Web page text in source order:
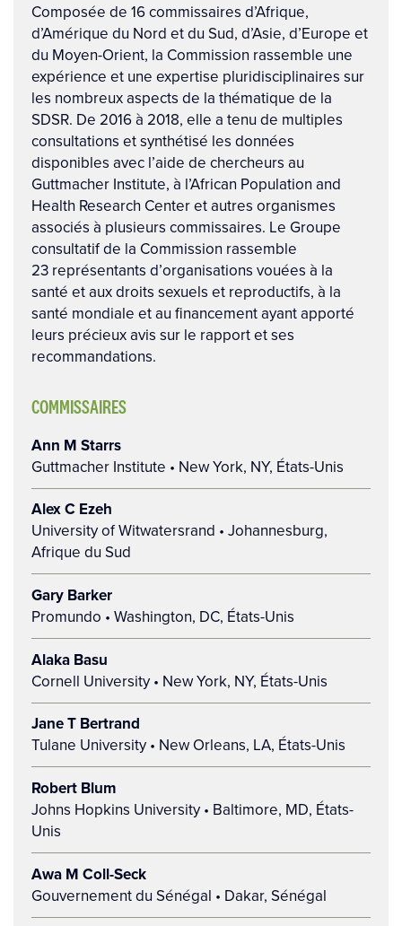
Composée de 16 commissaires d’Afrique,
d’Amérique du Nord et du Sud, d’Asie, d’Europe et
du Moyen-Orient, la Commission rassemble une
expérience et une expertise pluridisciplinaires sur
les nombreux aspects de la thématique de la
SDSR. De 2016 à 2018, elle a tenu de multiples
consultations et synthétisé les données
disponibles avec l’aide de chercheurs au
Guttmacher Institute, à l’African Population and
Health Research Center et autres organismes
associés à plusieurs commissaires. Le Groupe
consultatif de la Commission rassemble
23 représentants d’organisations vouées à la
santé et aux droits sexuels et reproductifs, à la
santé mondiale et au financement ayant apporté
leurs précieux avis sur le rapport et ses
recommandations.
COMMISSAIRES
Ann M Starrs
Guttmacher Institute • New York, NY, États-Unis
Alex C Ezeh
University of Witwatersrand • Johannesburg,
Afrique du Sud
Gary Barker
Promundo • Washington, DC, États-Unis
Alaka Basu
Cornell University • New York, NY, États-Unis
Jane T Bertrand
Tulane University • New Orleans, LA, États-Unis
Robert Blum
Johns Hopkins University • Baltimore, MD, États-
Unis
Awa M Coll-Seck
Gouvernement du Sénégal • Dakar, Sénégal